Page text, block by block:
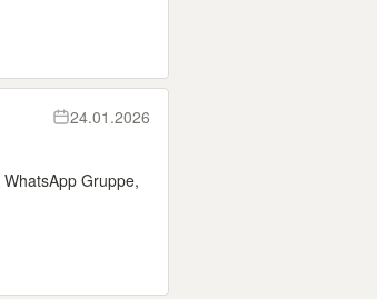
24.01.2026
Gruppe,